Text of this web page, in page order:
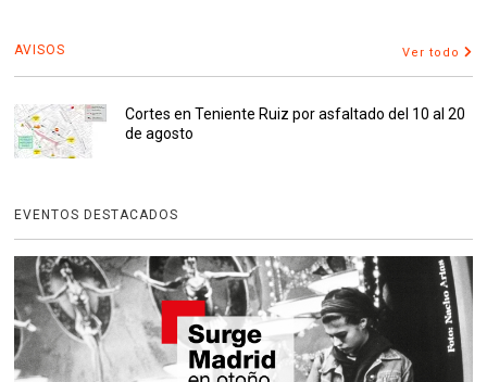
AVISOS Ver todo
Cortes en Teniente Ruiz por asfaltado del 10 al 20
de agosto
EVENTOS DESTACADOS